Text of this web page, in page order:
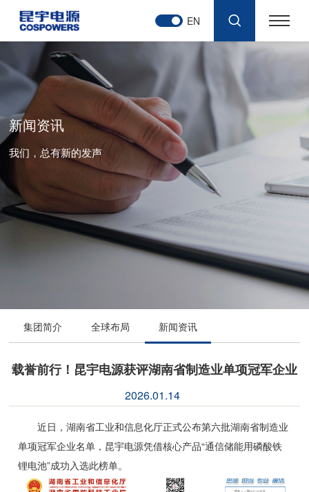
EN
新闻资讯
我们，总有新的发声
集团简介 全球布局 新闻资讯
载誉前行！昆宇电源获评湖南省制造业单项冠军企业
2026.01.14
近日，湖南省工业和信息化厅正式公布第六批湖南省制造业
单项冠军企业名单，昆宇电源凭借核心产品“通信储能用磷酸铁
锂电池”成功入选此榜单。